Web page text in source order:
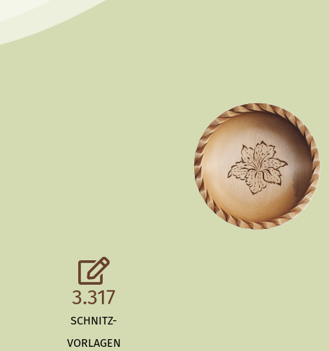
3.317
SCHNITZ-
VORLAGEN